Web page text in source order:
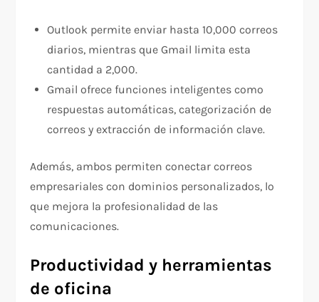
Outlook permite enviar hasta 10,000 correos
diarios, mientras que Gmail limita esta
cantidad a 2,000.
Gmail ofrece funciones inteligentes como
respuestas automáticas, categorización de
correos y extracción de información clave.
Además, ambos permiten conectar correos
empresariales con dominios personalizados, lo
que mejora la profesionalidad de las
comunicaciones.
Productividad y herramientas
de oficina